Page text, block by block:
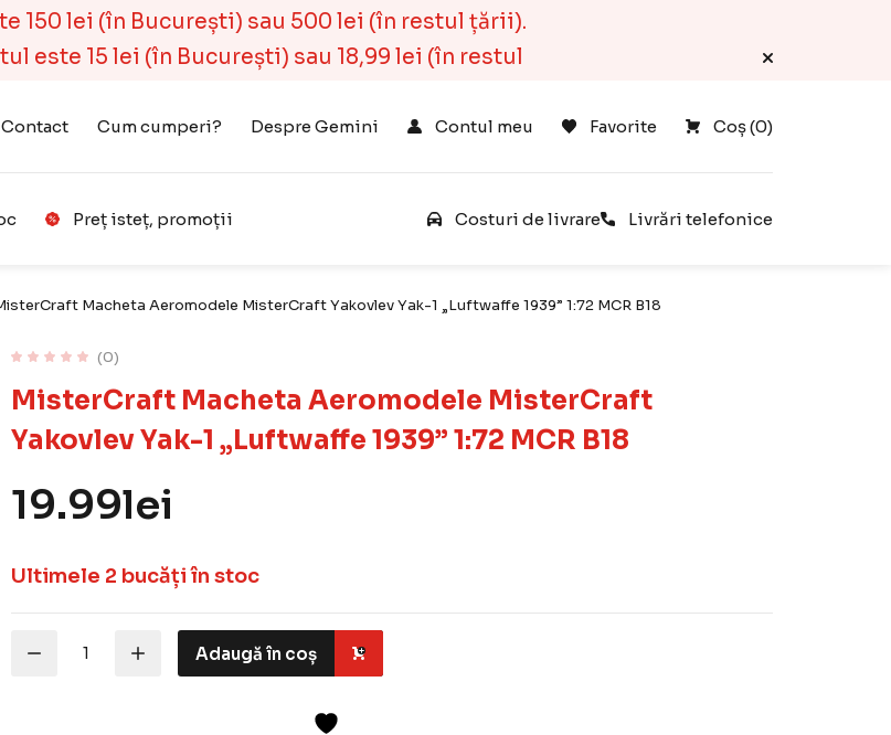
150 lei (în București) sau 500 lei (în restul țării).
este 15 lei (în București) sau 18,99 lei (în restul
Contact Cum cumperi? Despre Gemini Contul meu Coș (0)
Favorite
Preț isteț, promoții Costuri de livrare Livrări telefonice
Macheta Aeromodele MisterCraft Yakovlev Yak-1 „Luftwaffe 1939” 1:72 MCR B18
(0)
MisterCraft Macheta Aeromodele MisterCraft
Yakovlev Yak-1 „Luftwaffe 1939” 1:72 MCR B18
19.99lei
Ultimele 2 bucăți în stoc
MisterCraft
Adaugă în coș